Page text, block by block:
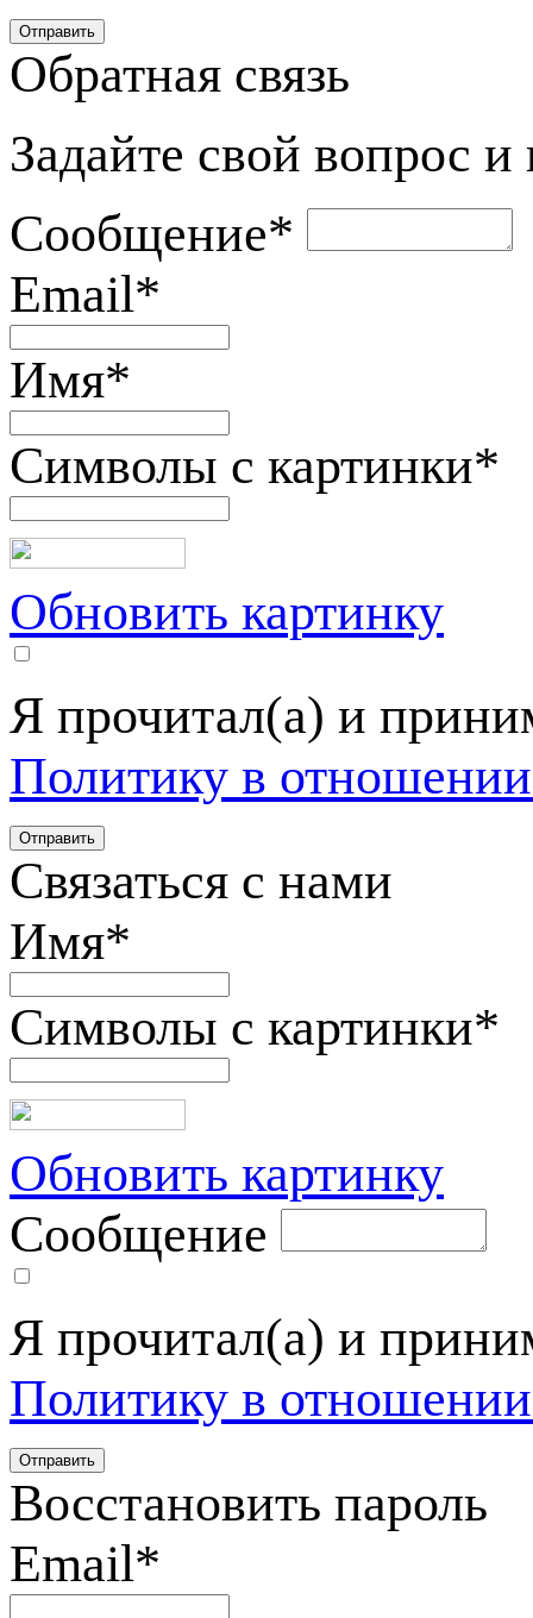
Обратная связь
Задайте свой вопрос
Сообщение*
Email*
Имя*
Символы с картинки*
Обновить картинку
Я прочитал(а) и
Политику в
Связаться с нами
Имя*
Символы с картинки*
Обновить картинку
Сообщение
Я прочитал(а) и
Политику в
Восстановить пароль
Email*